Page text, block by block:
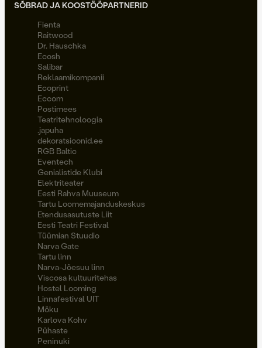
SÕBRAD JA KOOSTÖÖPARTNERID
Fienta
Raitwood
Dr. Hauschka
Ecosh
Salibar
Reklaamikompanii
Ecoprint
Eccom
Postimees
Teatritehnoloogia
.japuha
dekoratsioonid.ee
RGB Baltic
Eventech
Genialistide Klubi
Elektriteater
Eesti Rahva Muuseum
Tartu Loomemajanduskeskus
Etendusasutuste Liit
Eesti Teatri Festival
Tüümian Stuudio
Narva Gate
Tartu linn
Narva-Jõesuu linn
Viscosa kultuuritehas
Hostel Looming
Linnafestival UIT
Möku
Karlova Kohv
Pühaste
Peninuki